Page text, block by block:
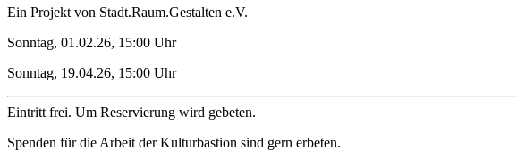
Ein Projekt von Stadt.Raum.Gestalten e.V.
Sonntag, 01.02.26, 15:00 Uhr
Sonntag, 19.04.26, 15:00 Uhr
Eintritt frei. Um Reservierung wird gebeten.
Spenden für die Arbeit der Kulturbastion sind gern erbeten.